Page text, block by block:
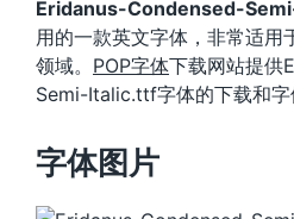
Eridanus-Condensed-
用的一款英文字体，非常适用
领域。 POP字体下载网站提
Semi-Italic.ttf字体的下载和字
字体图片